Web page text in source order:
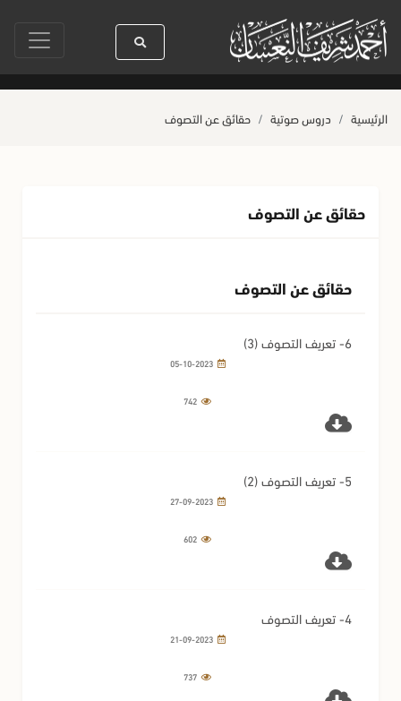
بالسنين سيدنا رسول الله ﷺ كله رحمة صلاة آخر أربعاء من صفر
الرئيسية دروس صوتية حقائق عن التصوف
حقائق عن التصوف
حقائق عن التصوف
6- تعريف التصوف (3)
05-10-2023
5- تعريف التصوف (2)
27-09-2023
4- تعريف التصوف
21-09-2023